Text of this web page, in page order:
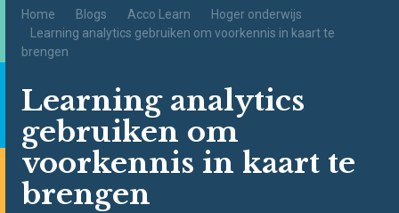
Home Blogs Acco Learn
Hoger onderwijs
Learning analytics gebruiken om voorkennis in kaart te
brengen
Learning analytics
gebruiken om
voorkennis in kaart te
brengen